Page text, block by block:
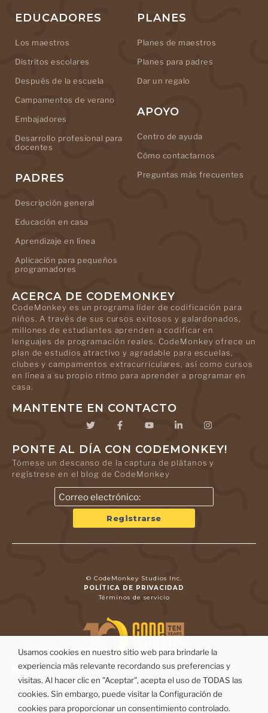
EDUCADORES
Los maestros
Distritos escolares
Después de la escuela
Campamentos de verano
Embajadores
Desarrollo profesional para
docentes
PADRES
Descripción general
Educación en casa
Aprendizaje en línea
Aplicación para pequeños
programadores
PLANES
Planes de maestros
Planes para padres
Dar un regalo
APOYO
Centro de ayuda
Cómo contactarnos
Preguntas más frecuentes
ACERCA DE CODEMONKEY
CodeMonkey es un programa líder de codificación para
niños. A través de sus cursos exitosos y galardonados,
millones de estudiantes aprenden a codificar en
lenguajes de programación reales. CodeMonkey ofrece un
plan de estudios atractivo y agradable para escuelas,
clubes y campamentos extracurriculares, así como cursos
en línea a su propio ritmo para aprender a programar en
casa.
MANTENTE EN CONTACTO
PONTE AL DÍA CON CODEMONKEY!
Tómese un descanso de la captura de plátanos y
regístrese en el blog de CodeMonkey
© CodeMonkey Studios Inc.
POLÍTICA DE PRIVACIDAD
Términos de servicio
Usamos cookies en nuestro sitio web para brindarle la
experiencia más relevante recordando sus preferencias y
visitas. Al hacer clic en "Aceptar", acepta el uso de TODAS las
cookies. Sin embargo, puede visitar la Configuración de
cookies para proporcionar un consentimiento controlado.